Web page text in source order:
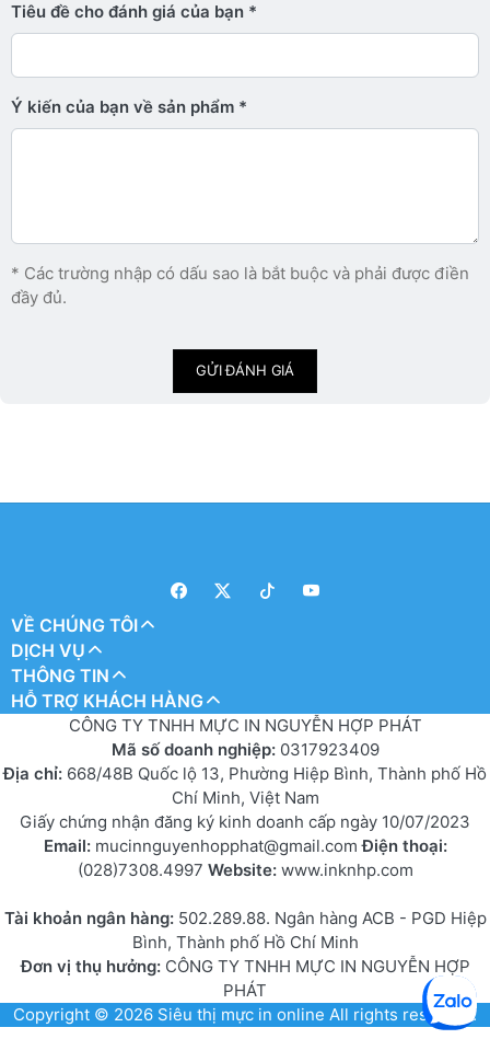
Tiêu đề cho đánh giá của bạn
Ý kiến ​​của bạn về sản phẩm
* Các trường nhập có dấu sao là bắt buộc và phải được điền
đầy đủ.
GỬI ĐÁNH GIÁ
VỀ CHÚNG TÔI
DỊCH VỤ
THÔNG TIN
HỖ TRỢ KHÁCH HÀNG
CÔNG TY TNHH MỰC IN NGUYỄN HỢP PHÁT
Mã số doanh nghiệp: 0317923409
Địa chỉ: 668/48B Quốc lộ 13, Phường Hiệp Bình, Thành phố Hồ
Chí Minh, Việt Nam
Giấy chứng nhận đăng ký kinh doanh cấp ngày 10/07/2023
Email: mucinnguyenhopphat@gmail.comĐiện thoại:
(028)7308.4997 Website: www.inknhp.com
Tài khoản ngân hàng: 502.289.88. Ngân hàng ACB - PGD Hiệp
Bình, Thành phố Hồ Chí Minh
Đơn vị thụ hưởng:CÔNG TY TNHH MỰC IN NGUYỄN HỢP
PHÁT
Copyright © 2026 Siêu thị mực in online All rights reserved.